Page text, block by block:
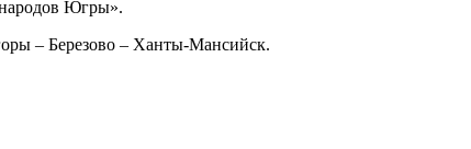
Югры».
– Березово – Ханты-Мансийск.